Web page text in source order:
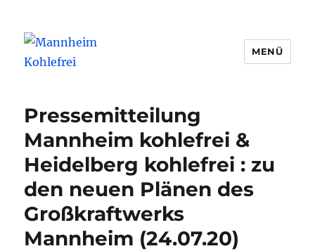
MENÜ
Pressemitteilung
Mannheim kohlefrei &
Heidelberg kohlefrei : zu
den neuen Plänen des
Großkraftwerks
Mannheim (24.07.20)